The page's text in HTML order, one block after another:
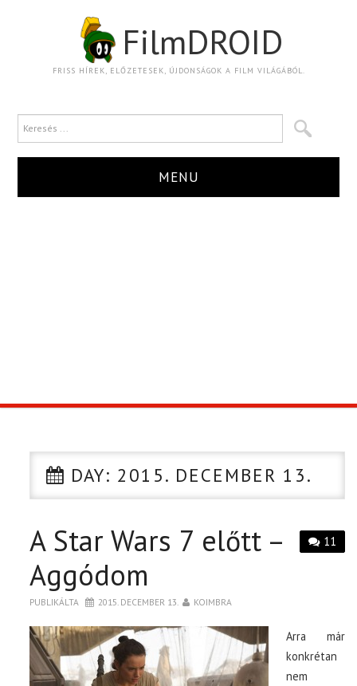
FilmDROID
FRISS HÍREK, ELŐZETESEK, ÚJDONSÁGOK A FILM VILÁGÁBÓL.
MENU
CIKK
PÓLÓ RENDELÉS
DAY: 2015. DECEMBER 13.
11
A Star Wars 7 előtt –
Aggódom
PUBLIKÁLTA 2015. DECEMBER 13. KOIMBRA
Arra már
konkrétan
nem